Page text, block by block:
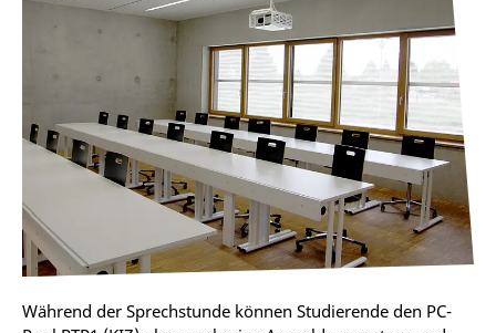
Während der Sprechstunde können Studierende den PC-